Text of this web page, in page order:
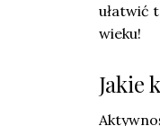
ułatwić
wieku!
Jakie